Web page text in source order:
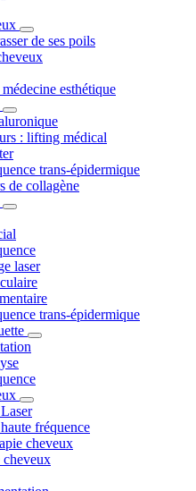
de ses poils
esthétique
: lifting médical
trans-épidermique
de collagène
laser
trans-épidermique
fréquence
cheveux